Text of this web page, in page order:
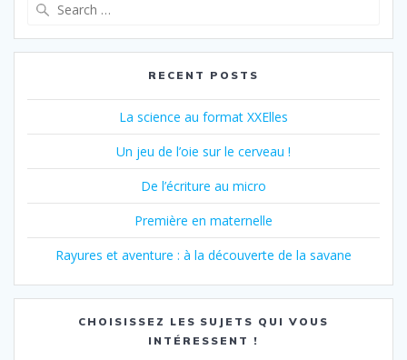
RECENT POSTS
La science au format XXElles
Un jeu de l’oie sur le cerveau !
De l’écriture au micro
Première en maternelle
Rayures et aventure : à la découverte de la savane
CHOISISSEZ LES SUJETS QUI VOUS
INTÉRESSENT !